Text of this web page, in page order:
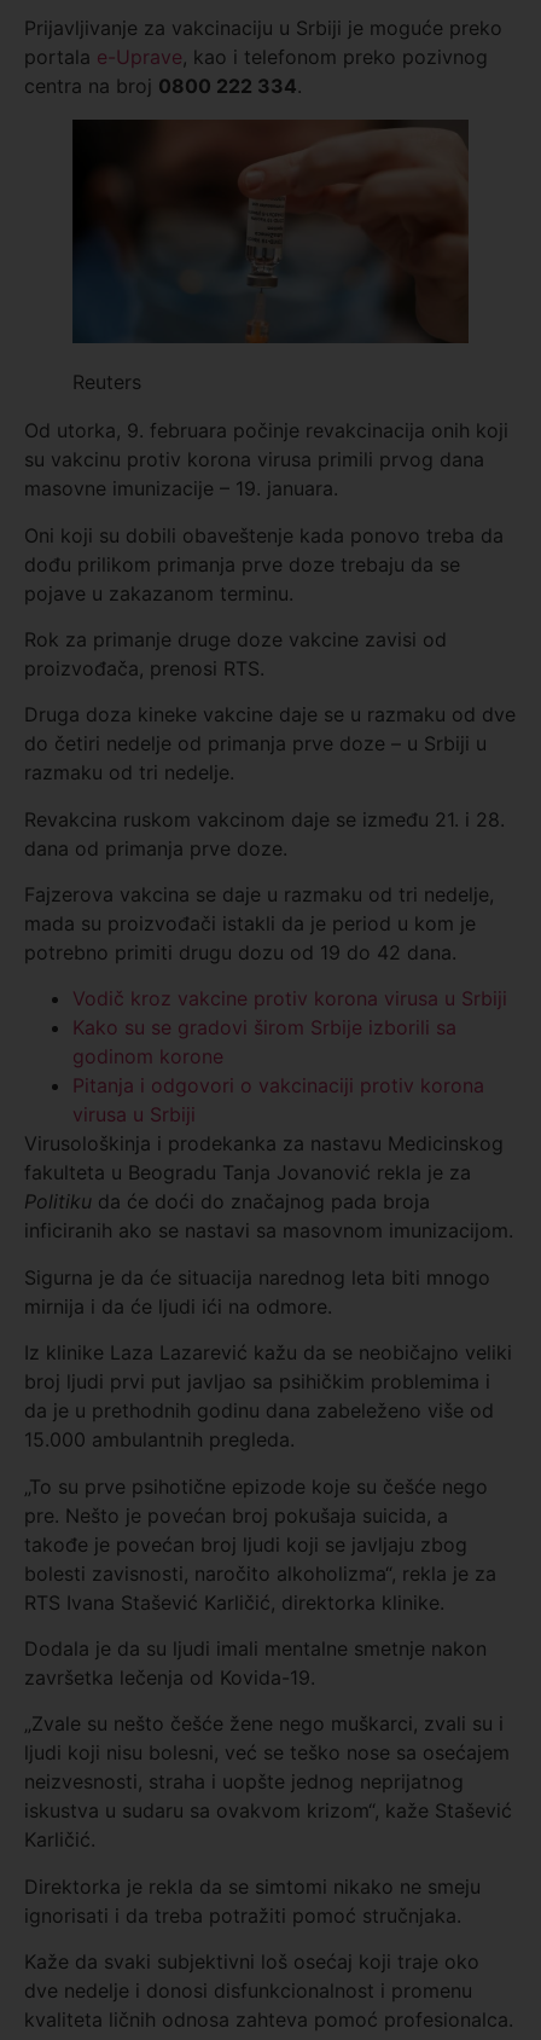
Prijavljivanje za vakcinaciju u Srbiji je moguće preko
portala e-Uprave, kao i telefonom preko pozivnog
centra na broj 0800 222 334.
Reuters
Od utorka, 9. februara počinje revakcinacija onih koji
su vakcinu protiv korona virusa primili prvog dana
masovne imunizacije – 19. januara.
Oni koji su dobili obaveštenje kada ponovo treba da
dođu prilikom primanja prve doze trebaju da se
pojave u zakazanom terminu.
Rok za primanje druge doze vakcine zavisi od
proizvođača, prenosi RTS.
Druga doza kineke vakcine daje se u razmaku od dve
do četiri nedelje od primanja prve doze – u Srbiji u
razmaku od tri nedelje.
Revakcina ruskom vakcinom daje se između 21. i 28.
dana od primanja prve doze.
Fajzerova vakcina se daje u razmaku od tri nedelje,
mada su proizvođači istakli da je period u kom je
potrebno primiti drugu dozu od 19 do 42 dana.
Vodič kroz vakcine protiv korona virusa u Srbiji
Kako su se gradovi širom Srbije izborili sa
godinom korone
Pitanja i odgovori o vakcinaciji protiv korona
virusa u Srbiji
Virusološkinja i prodekanka za nastavu Medicinskog
fakulteta u Beogradu Tanja Jovanović rekla je za
Politiku da će doći do značajnog pada broja
inficiranih ako se nastavi sa masovnom imunizacijom.
Sigurna je da će situacija narednog leta biti mnogo
mirnija i da će ljudi ići na odmore.
Iz klinike Laza Lazarević kažu da se neobičajno veliki
broj ljudi prvi put javljao sa psihičkim problemima i
da je u prethodnih godinu dana zabeleženo više od
15.000 ambulantnih pregleda.
„To su prve psihotične epizode koje su češće nego
pre. Nešto je povećan broj pokušaja suicida, a
takođe je povećan broj ljudi koji se javljaju zbog
bolesti zavisnosti, naročito alkoholizma“, rekla je za
RTS Ivana Stašević Karličić, direktorka klinike.
Dodala je da su ljudi imali mentalne smetnje nakon
završetka lečenja od Kovida-19.
„Zvale su nešto češće žene nego muškarci, zvali su i
ljudi koji nisu bolesni, već se teško nose sa osećajem
neizvesnosti, straha i uopšte jednog neprijatnog
iskustva u sudaru sa ovakvom krizom“, kaže Stašević
Karličić.
Direktorka je rekla da se simtomi nikako ne smeju
ignorisati i da treba potražiti pomoć stručnjaka.
Kaže da svaki subjektivni loš osećaj koji traje oko
dve nedelje i donosi disfunkcionalnost i promenu
kvaliteta ličnih odnosa zahteva pomoć profesionalca.